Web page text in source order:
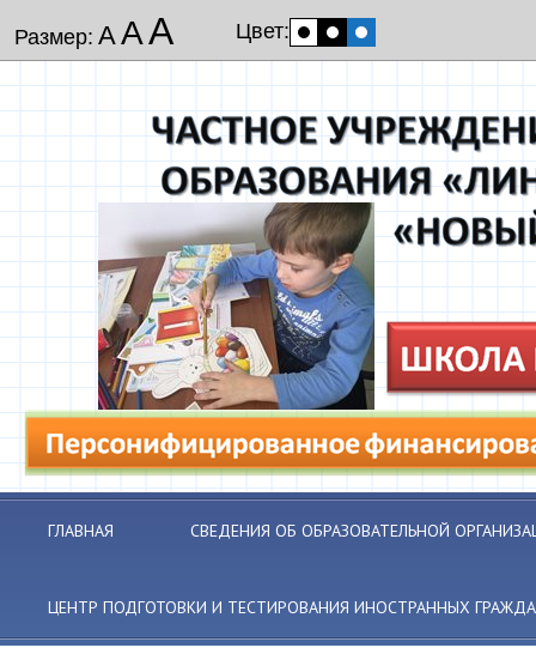
Размер: ААА Цвет:
ГЛАВНАЯ СВЕДЕНИЯ ОБ ОБРАЗОВАТЕЛЬНОЙ
ЦЕНТР ПОДГОТОВКИ И ТЕСТИРОВАНИЯ ИНОСТРАННЫХ